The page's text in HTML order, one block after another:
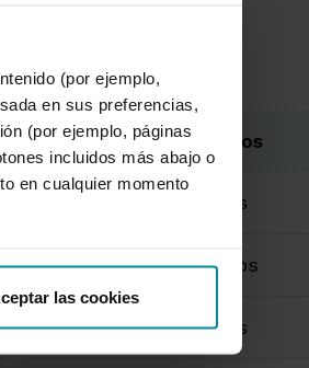
(por ejemplo,
en sus preferencias,
(por ejemplo, páginas
incluidos más abajo o
en cualquier momento
las cookies
263.031 miles de euros
52.606 miles de euros
180.394 miles de euros
26.303 miles de euros